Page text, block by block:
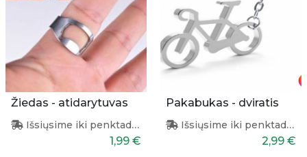
Žiedas - atidarytuvas
Išsiųsime iki penktadienio
1,99 €
Pakabukas - dviratis
Išsiųsime iki penktadienio
2,99 €